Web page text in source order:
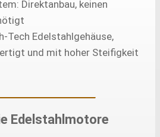
Direktanbau, keinen
Tech Edelstahlgehäuse,
und mit hoher Steifigkeit
Edelstahlmotore